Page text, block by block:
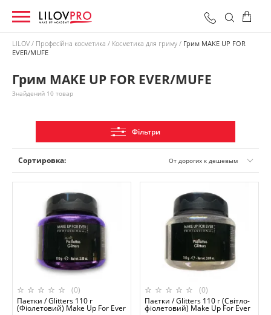
LILOV Професійна косметика Косметика для гриму
Грим MAKE UP FOR
EVER/MUFE
Грим MAKE UP FOR EVER/MUFE
Знайдений 10 товар
Фільтри
Сортировка: От дорогих к дешевым
(0)
Паєтки / Glitters 110 г
(Фіолетовий) Make Up For Ever
(0)
Паєтки / Glitters 110 г (Світло-
фіолетовий) Make Up For Ever